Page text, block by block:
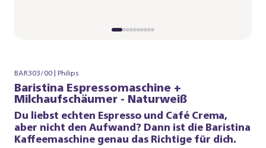
BAR303/00 | Philips
Baristina Espressomaschine +
Milchaufschäumer - Naturweiß
Du liebst echten Espresso und Café Crema,
aber nicht den Aufwand? Dann ist die Baristina
Kaffeemaschine genau das Richtige für dich.